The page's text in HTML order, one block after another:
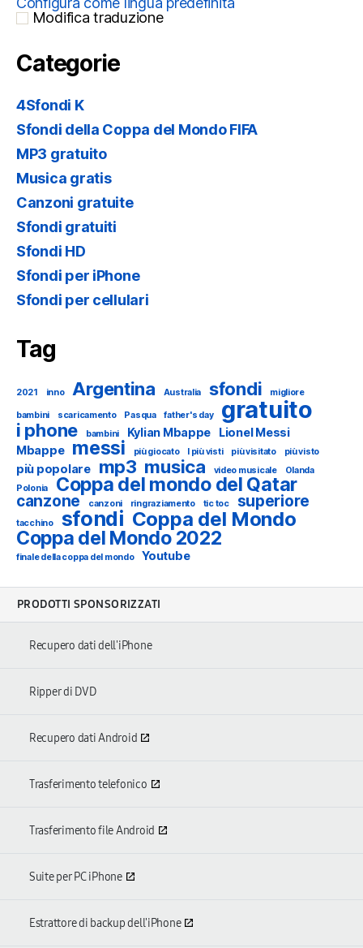
Modifica traduzione
Categorie
4Sfondi K
Sfondi della Coppa del Mondo FIFA
MP3 gratuito
Musica gratis
Canzoni gratuite
Sfondi gratuiti
Sfondi HD
Sfondi per iPhone
Sfondi per cellulari
Tag
2021 inno Argentina Australia sfondi migliore
bambini scaricamento Pasqua father's day gratuito
i phone bambini Kylian Mbappe
Lionel Messi
Mbappe
messi più giocato I più visti più visitato più visto
più popolare mp3 musica video musicale
Olanda
Polonia
Coppa del mondo del Qatar
canzone canzoni ringraziamento tic toc superiore
tacchino sfondi Coppa del Mondo
Coppa del Mondo 2022
finale della coppa del mondo Youtube
PRODOTTI SPONSORIZZATI
Recupero dati dell'iPhone
Ripper di DVD
Recupero dati Android
Trasferimento telefonico
Trasferimento file Android
Suite per PC iPhone
Estrattore di backup dell'iPhone